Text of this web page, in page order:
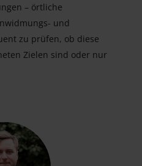
– örtliche
und
zu prüfen, ob diese
Zielen sind oder nur